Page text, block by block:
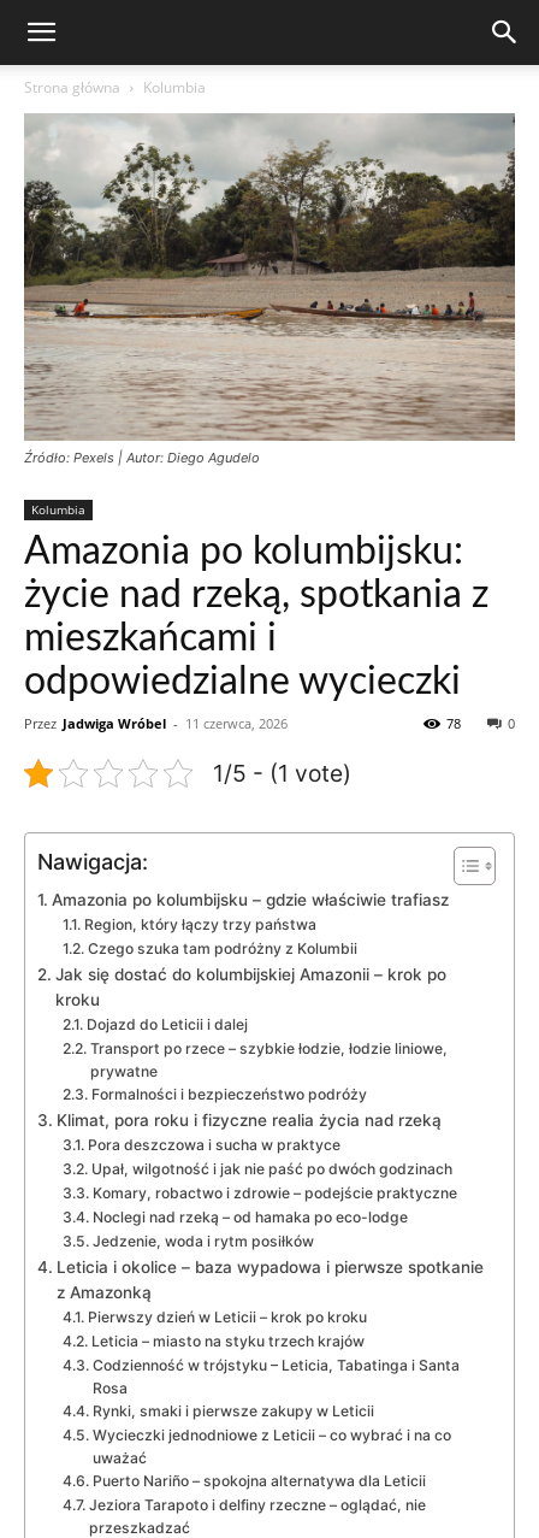
Strona główna Kolumbia
Źródło: Pexels | Autor: Diego Agudelo
Kolumbia
Amazonia po kolumbijsku:
życie nad rzeką, spotkania z
mieszkańcami i
odpowiedzialne wycieczki
Przez Jadwiga Wróbel - 11 czerwca, 2026 0
78
1/5 - (1 vote)
Nawigacja:
Amazonia po kolumbijsku – gdzie właściwie trafiasz
Region, który łączy trzy państwa
Czego szuka tam podróżny z Kolumbii
Jak się dostać do kolumbijskiej Amazonii – krok po
kroku
Dojazd do Leticii i dalej
Transport po rzece – szybkie łodzie, łodzie liniowe,
prywatne
Formalności i bezpieczeństwo podróży
Klimat, pora roku i fizyczne realia życia nad rzeką
Pora deszczowa i sucha w praktyce
Upał, wilgotność i jak nie paść po dwóch godzinach
Komary, robactwo i zdrowie – podejście praktyczne
Noclegi nad rzeką – od hamaka po eco-lodge
Jedzenie, woda i rytm posiłków
Leticia i okolice – baza wypadowa i pierwsze spotkanie
z Amazonką
Pierwszy dzień w Leticii – krok po kroku
Leticia – miasto na styku trzech krajów
Codzienność w trójstyku – Leticia, Tabatinga i Santa
Rosa
Rynki, smaki i pierwsze zakupy w Leticii
Wycieczki jednodniowe z Leticii – co wybrać i na co
uważać
Puerto Nariño – spokojna alternatywa dla Leticii
Jeziora Tarapoto i delfiny rzeczne – oglądać, nie
przeszkadzać